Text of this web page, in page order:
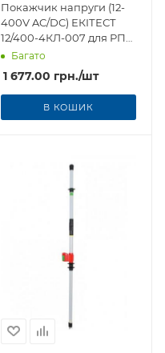
Покажчик напруги (12-
400V AC/DC) ЕКІТЕСТ
12/400-4КЛ-007 для РП
та ПЛ (кольорова
Багато
1 677.00 грн./шт
В КОШИК